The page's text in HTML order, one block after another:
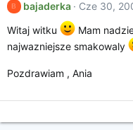
B bajaderka
Cze 30,
Witaj witku
Mam
najwazniejsze smakowaly
Pozdrawiam , Ania